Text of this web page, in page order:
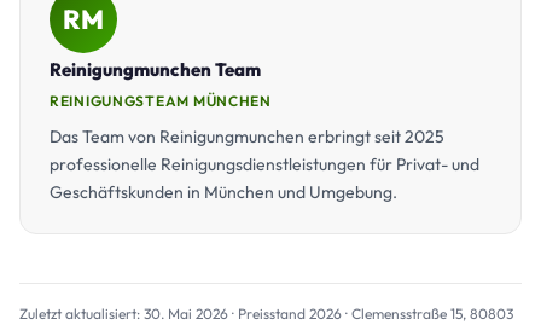
RM
Reinigungmunchen Team
REINIGUNGSTEAM MÜNCHEN
Das Team von Reinigungmunchen erbringt seit 2025
professionelle Reinigungsdienstleistungen für Privat- und
Geschäftskunden in München und Umgebung.
Zuletzt aktualisiert: 30. Mai 2026 · Preisstand 2026 · Clemensstraße 15, 80803